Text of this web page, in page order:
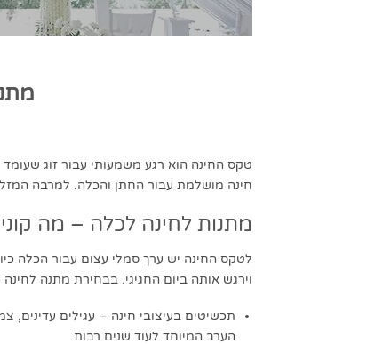
טקס החינה הוא רגע משמעותי עבור זוג
חינה מושלמת עבור החתן והכלה. למרבה
מתנות לחינה לכלה – מה
לטקס החינה יש ערך סמלי עצום עבור הכלה
וירגש אותה ביום החגיגי. בבחירת מתנה
תכשיטים בעיצובי חינה – עגילים עדינים,
הערב המיוחד לעוד שנים רבות.